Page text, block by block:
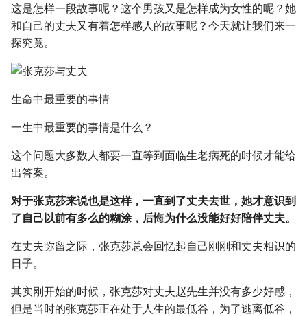
这是怎样一段故事呢？这个男孩又是怎样成为女性的呢？她
和自己的丈夫又有着怎样感人的故事呢？今天就让我们来一
探究竟。
生命中最重要的事情
一生中最重要的事情是什么？
这个问题大多数人都要一直等到面临生老病死的时候才能给
出答案。
对于张克莎来说也是这样，一直到了丈夫去世，她才意识到
了自己以前有多么的糊涂，后悔为什么没能好好陪伴丈夫。
在丈夫弥留之际，张克莎总会回忆起自己刚刚和丈夫相识的
日子。
其实刚开始的时候，张克莎对丈夫赵先生并没有多少好感，
但是当时的张克莎正在处于人生的最低谷，为了逃离低谷，